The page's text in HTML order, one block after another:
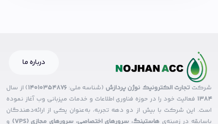
درباره ما
شرکت تجارت الکترونیک نوژن پردازش (شناسه ملی: 14010354876) از سال
۱۳۸۴ فعالیت خود را در حوزه فناوری اطلاعات و خدمات میزبانی وب آغاز نموده
است. این شرکت با بیش از دو دهه تجربه، به‌عنوان یکی از ارائه‌دهندگان
باسابقه در زمینه‌ی هاستینگ، سرورهای اختصاصی، سرورهای مجازی (VPS)
و